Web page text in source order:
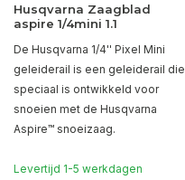
Husqvarna Zaagblad
aspire 1/4mini 1.1
De Husqvarna 1/4'' Pixel Mini
geleiderail is een geleiderail die
speciaal is ontwikkeld voor
snoeien met de Husqvarna
Aspire™ snoeizaag.
Levertijd 1-5 werkdagen